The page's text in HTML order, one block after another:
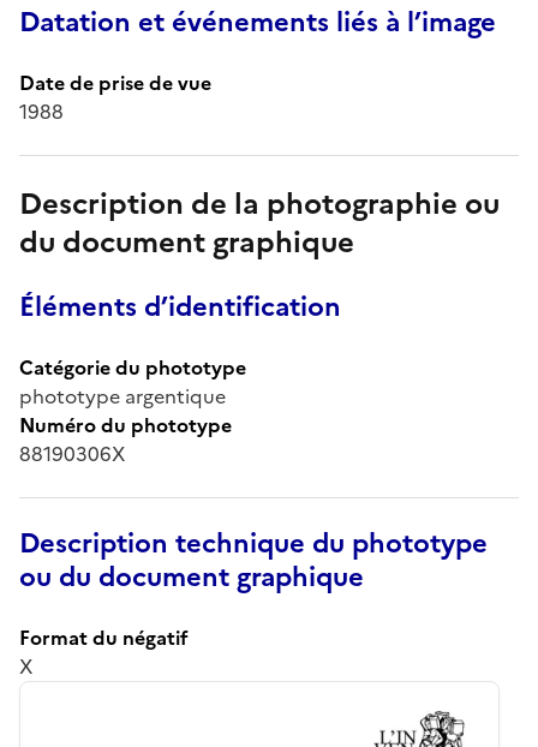
Datation et événements liés à l’image
Date de prise de vue
1988
Description de la photographie ou
du document graphique
Éléments d’identification
Catégorie du phototype
phototype argentique
Numéro du phototype
88190306X
Description technique du phototype
ou du document graphique
Format du négatif
X